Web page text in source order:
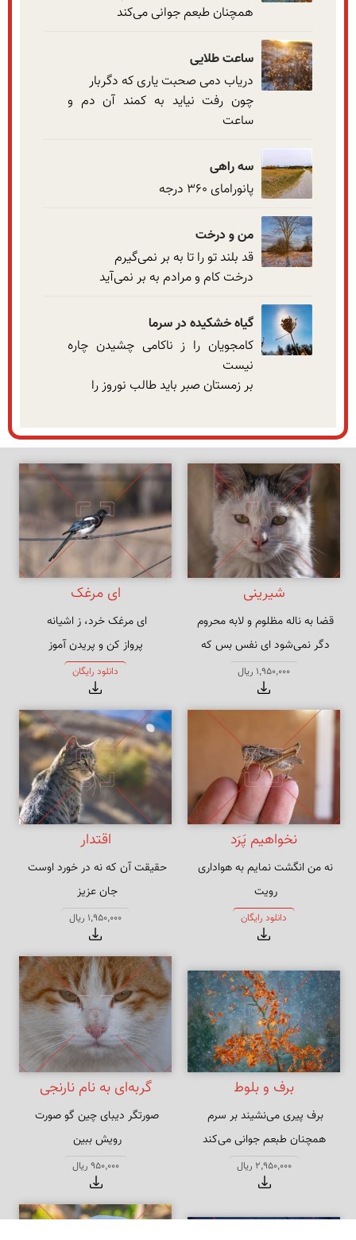
همچنان طبعم جوانی می‌کند
ساعت طلایی
ساعت
سه راهی
پانورامای ۳۶۰ درجه
من و درخت
درخت کام و مرادم به بر نمی‌آید
گیاه خشکیده در سرما
بر زمستان صبر باید طالب نوروز را
شیرینی
دگر نمی‌شود ای نفس بس که
کوشیدی
1,950,000 ریال
ای مرغک
پرواز کن و پریدن آموز
دانلود رایگان
نخواهیم پَرَد
نه من انگشت نمایم به هواداری
که تو انگشت نمایی و خلایق
نگرانت
دانلود رایگان
اقتدار
حقیقت آن که نه در خورد اوست
ولیک درخور امکان و اقتدار منست
1,950,000 ریال
برف و بلوط
همچنان طبعم جوانی می‌کند
2,950,000 ریال
گربه‌ای به نام نارنجی
صورتگر دیبای چین گو صورت
یا صورتی برکش چنین یا توبه کن
صورتگری
950,000 ریال